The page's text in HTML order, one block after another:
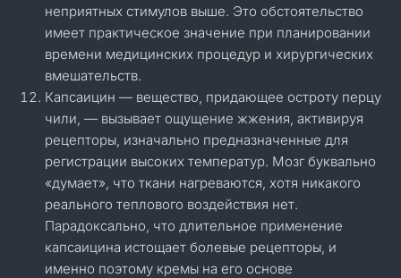
неприятных стимулов выше. Это обстоятельство
имеет практическое значение при планировании
времени медицинских процедур и хирургических
вмешательств.
Капсаицин — вещество, придающее остроту перцу
чили, — вызывает ощущение жжения, активируя
рецепторы, изначально предназначенные для
регистрации высоких температур. Мозг буквально
«думает», что ткани нагреваются, хотя никакого
реального теплового воздействия нет.
Парадоксально, что длительное применение
капсаицина истощает болевые рецепторы, и
именно поэтому кремы на его основе